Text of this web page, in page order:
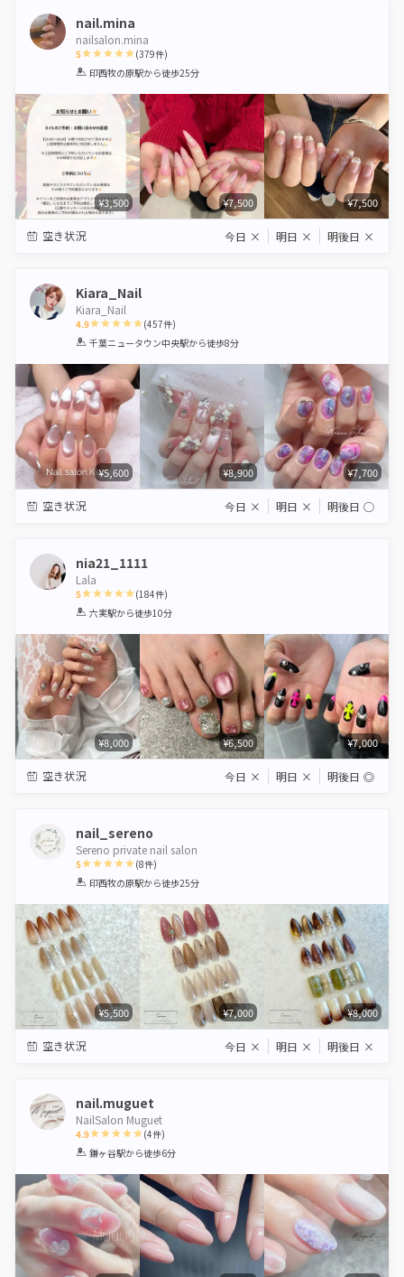
nail.mina
nailsalon.mina
5
1 2 3 4 5
(379件)
印西牧の原駅から徒歩25分
¥3,500 ¥7,500 ¥7,500
空き状況 今日 × 明日 × 明後日 ×
Kiara_Nail
Kiara_Nail
4.9
1 2 3 4 5
(457件)
千葉ニュータウン中央駅から徒歩8分
¥5,600 ¥8,900 ¥7,700
空き状況 今日 × 明日 × 明後日 ◯
nia21_1111
Lala
5
1 2 3 4 5
(184件)
六実駅から徒歩10分
¥8,000 ¥6,500 ¥7,000
空き状況 今日 × 明日 × 明後日 ◎
nail_sereno
Sereno private nail salon
5
1 2 3 4 5
(8件)
印西牧の原駅から徒歩25分
¥5,500 ¥7,000 ¥8,000
空き状況 今日 × 明日 × 明後日 ×
nail.muguet
NailSalon Muguet
4.9
1 2 3 4 5
(4件)
鎌ヶ谷駅から徒歩6分